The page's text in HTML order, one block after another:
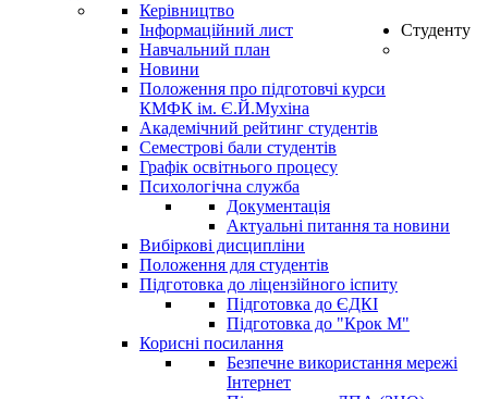
Керівництво
Інформаційний лист
Навчальний план
Новини
Положення про підготовчі курси
КМФК ім. Є.Й.Мухіна
Студенту
Академічний рейтинг студентів
Семестрові бали студентів
Графік освітнього процесу
Психологічна служба
Документація
Актуальні питання та новини
Вибіркові дисципліни
Положення для студентів
Підготовка до ліцензійного іспиту
Підготовка до ЄДКІ
Підготовка до "Крок М"
Корисні посилання
Безпечне використання мережі
Інтернет